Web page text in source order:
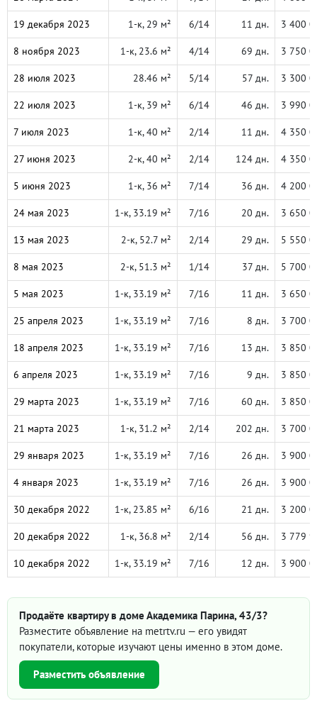
19 декабря 2023 1-к, 29 м² 6/14 11 дн. 3 400
8 ноября 2023 1-к, 23.6 м² 4/14 69 дн. 3 750
28 июля 2023 28.46 м² 5/14 57 дн. 3 300
22 июля 2023 1-к, 39 м² 6/14 46 дн. 3 990
7 июля 2023 1-к, 40 м² 2/14 11 дн. 4 350
27 июня 2023 2-к, 40 м² 2/14 124 дн. 4 350
5 июня 2023 1-к, 36 м² 7/14 36 дн. 4 200
24 мая 2023 1-к, 33.19 м² 7/16 20 дн. 3 650
13 мая 2023 2-к, 52.7 м² 2/14 29 дн. 5 550
8 мая 2023 2-к, 51.3 м² 1/14 37 дн. 5 700
5 мая 2023 1-к, 33.19 м² 7/16 11 дн. 3 650
25 апреля 2023 1-к, 33.19 м² 7/16 8 дн. 3 700
18 апреля 2023 1-к, 33.19 м² 7/16 13 дн. 3 850
6 апреля 2023 1-к, 33.19 м² 7/16 9 дн. 3 850
29 марта 2023 1-к, 33.19 м² 7/16 60 дн. 3 850
21 марта 2023 1-к, 31.2 м² 2/14 202 дн. 3 700
29 января 2023 1-к, 33.19 м² 7/16 26 дн. 3 900
4 января 2023 1-к, 33.19 м² 7/16 26 дн. 3 900
30 декабря 2022 1-к, 23.85 м² 6/16 21 дн. 3 200
20 декабря 2022 1-к, 36.8 м² 2/14 56 дн. 3 779
10 декабря 2022 1-к, 33.19 м² 7/16 12 дн. 3 900
Продаёте квартиру в доме Академика Парина, 43/3?
Разместите объявление на metrtv.ru — его увидят
покупатели, которые изучают цены именно в этом доме.
Разместить объявление